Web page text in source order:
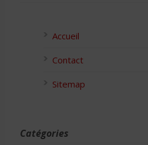
Accueil
Contact
Sitemap
Catégories